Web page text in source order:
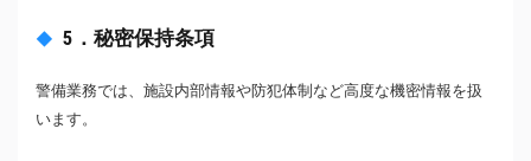
5．秘密保持条項
警備業務では、施設内部情報や防犯体制など高度な機密情報を扱
います。